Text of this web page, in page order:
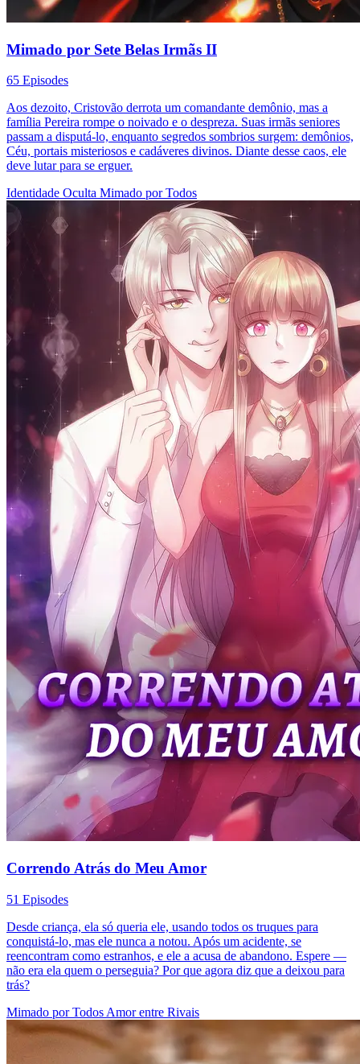
Mimado por Sete Belas Irmãs II
65 Episodes
Aos dezoito, Cristovão derrota um comandante demônio, mas a
família Pereira rompe o noivado e o despreza. Suas irmãs seniores
passam a disputá-lo, enquanto segredos sombrios surgem: demônios,
Céu, portais misteriosos e cadáveres divinos. Diante desse caos, ele
deve lutar para se erguer.
Identidade Oculta Mimado por Todos
Correndo Atrás do Meu Amor
51 Episodes
Desde criança, ela só queria ele, usando todos os truques para
conquistá-lo, mas ele nunca a notou. Após um acidente, se
reencontram como estranhos, e ele a acusa de abandono. Espere —
não era ela quem o perseguia? Por que agora diz que a deixou para
trás?
Mimado por Todos Amor entre Rivais